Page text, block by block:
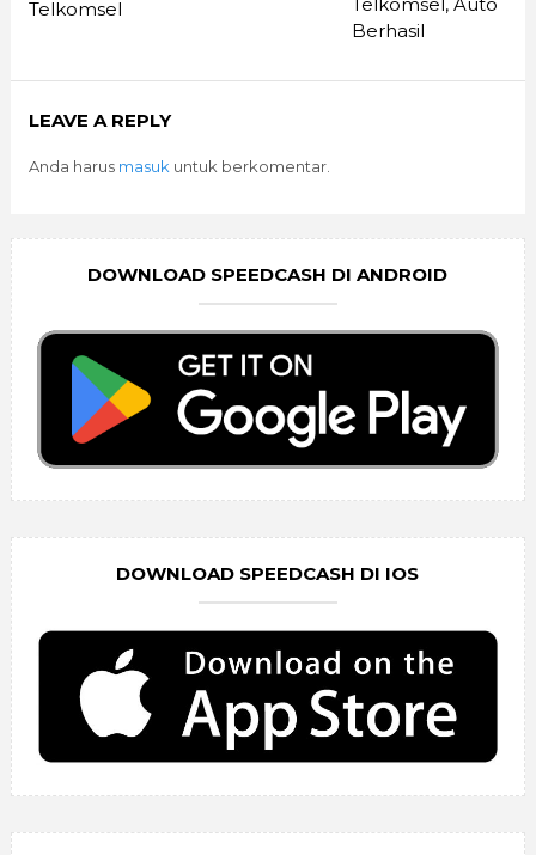
Telkomsel
Berhasil
LEAVE A REPLY
Anda harus masuk untuk berkomentar.
DOWNLOAD SPEEDCASH DI ANDROID
DOWNLOAD SPEEDCASH DI IOS